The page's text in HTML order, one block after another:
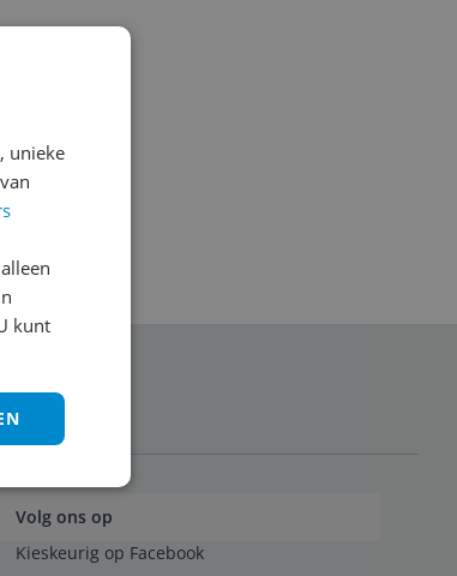
Volg ons op
Kieskeurig op Facebook
unieke
kunt